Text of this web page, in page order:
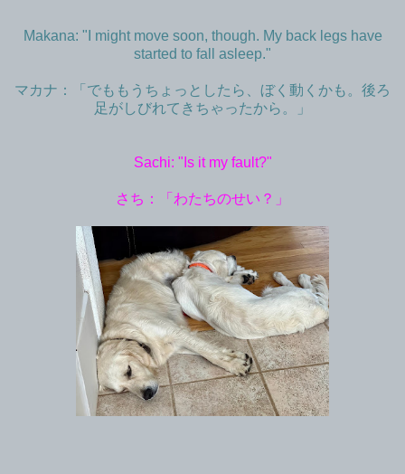
Makana: "I might move soon, though. My back legs have
started to fall asleep."
マカナ：「でももうちょっとしたら、ぼく動くかも。後ろ
足がしびれてきちゃったから。」
Sachi: "Is it my fault?"
さち：「わたちのせい？」